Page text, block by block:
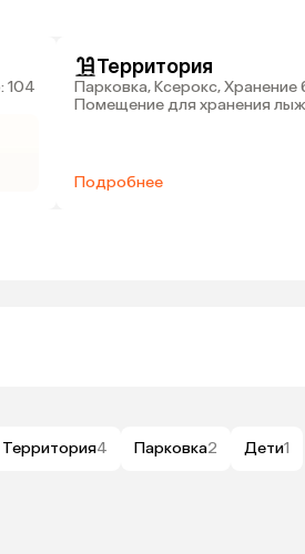
Территория
Парковка, Ксерокс, Хранение
Помещение для хранения лыж
Подробнее
Территория4 Парковка2 Дети1